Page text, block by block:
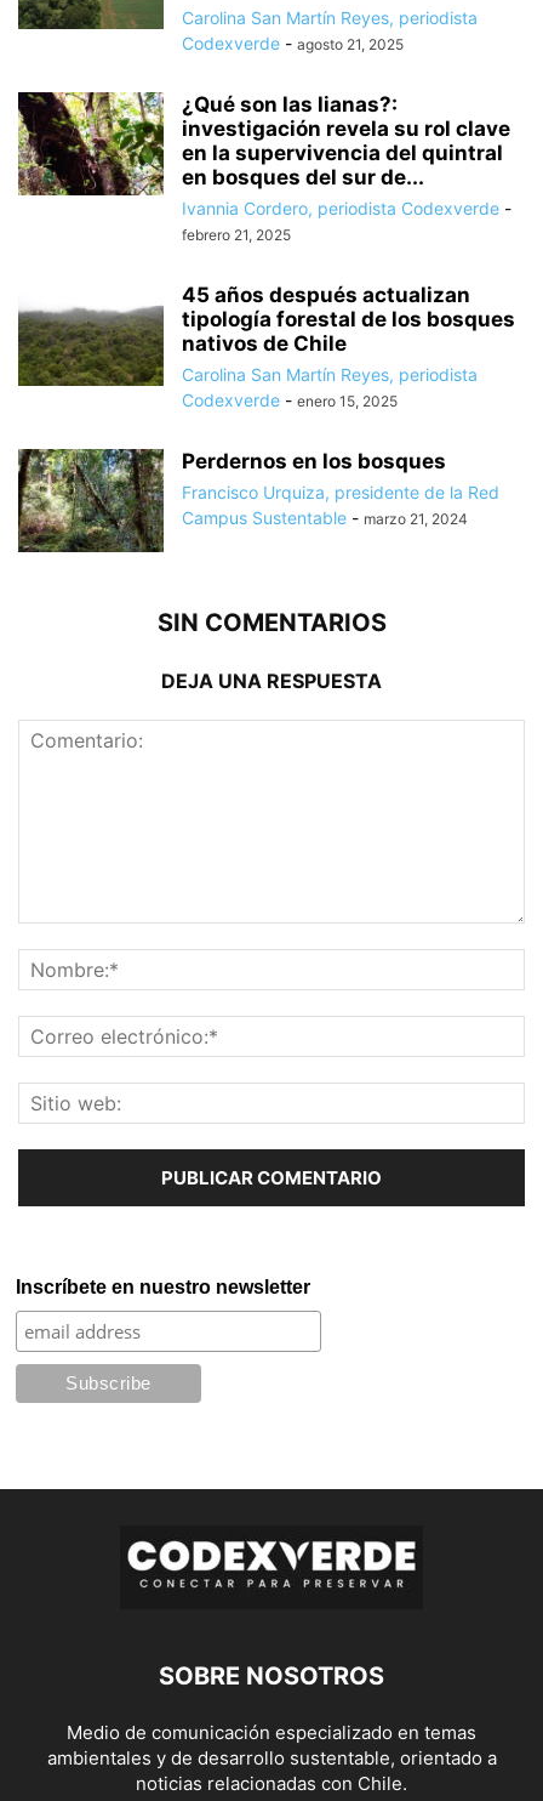
Carolina San Martín Reyes, periodista
Codexverde - agosto 21, 2025
¿Qué son las lianas?:
investigación revela su rol clave
en la supervivencia del quintral
en bosques del sur de...
Ivannia Cordero, periodista Codexverde -
febrero 21, 2025
45 años después actualizan
tipología forestal de los bosques
nativos de Chile
Carolina San Martín Reyes, periodista
Codexverde - enero 15, 2025
Perdernos en los bosques
Francisco Urquiza, presidente de la Red
Campus Sustentable - marzo 21, 2024
SIN COMENTARIOS
DEJA UNA RESPUESTA
Inscríbete en nuestro newsletter
SOBRE NOSOTROS
Medio de comunicación especializado en temas
ambientales y de desarrollo sustentable, orientado a
noticias relacionadas con Chile.